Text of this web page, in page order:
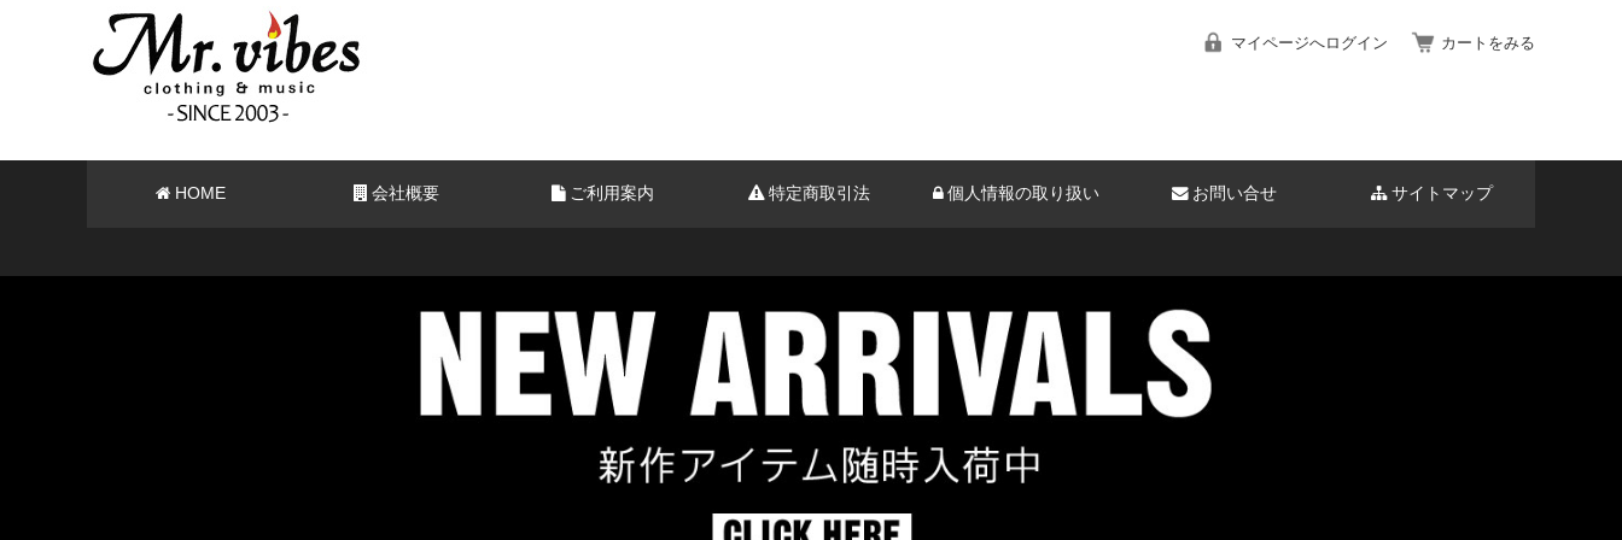
マイページへログイン カートをみる
HOME 会社概要 ご利用案内 特定商取引法 個人情報の取り扱い お問い合せ サイトマップ